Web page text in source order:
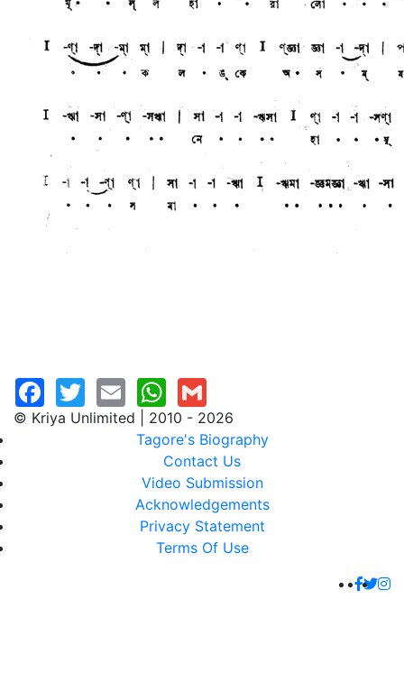
© Kriya Unlimited | 2010 - 2026
Tagore's Biography
Contact Us
Video Submission
Acknowledgements
Privacy Statement
Terms Of Use